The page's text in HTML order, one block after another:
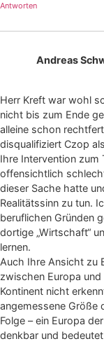
Antworten
Andreas
Herr Kreft war wohl
nicht bis zum Ende
alleine schon
disqualifiziert Czop
Ihre Intervention zum
offensichtlich
dieser Sache hatte
Realitätssinn zu tun.
beruflichen Gründen
dortige „Wirtschaft“
lernen.
Auch Ihre Ansicht zu
zwischen Europa
Kontinent nicht
angemessene Größe
Folge – ein Europa
denkbar und bedeutet